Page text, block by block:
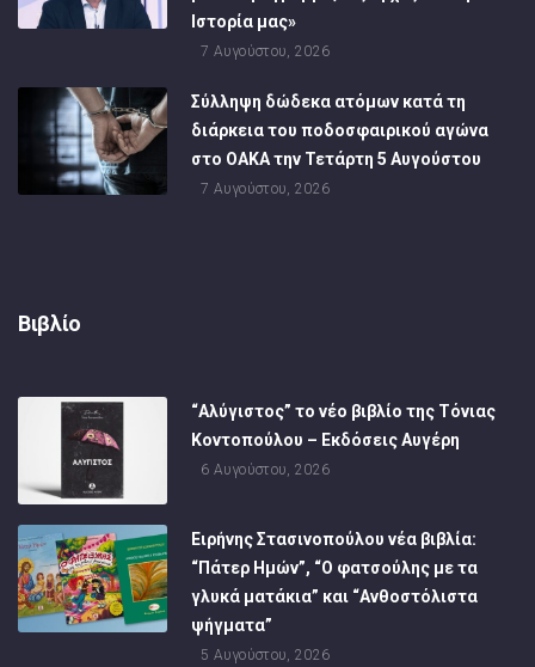
Ιστορία μας»
7 Αυγούστου, 2026
Σύλληψη δώδεκα ατόμων κατά τη
διάρκεια του ποδοσφαιρικού αγώνα
στο ΟΑΚΑ την Τετάρτη 5 Αυγούστου
7 Αυγούστου, 2026
Βιβλίο
“Αλύγιστος” το νέο βιβλίο της Τόνιας
Κοντοπούλου – Εκδόσεις Αυγέρη
6 Αυγούστου, 2026
Ειρήνης Στασινοπούλου νέα βιβλία:
“Πάτερ Ημών”, “Ο φατσούλης με τα
γλυκά ματάκια” και “Ανθοστόλιστα
ψήγματα”
5 Αυγούστου, 2026